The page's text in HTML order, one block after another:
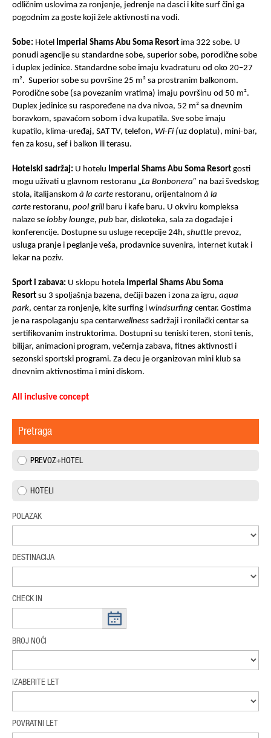
odličnim uslovima za ronjenje, jedrenje na dasci i kite surf čini ga
pogodnim za goste koji žele aktivnosti na vodi.
Sobe: Hotel Imperial Shams Abu Soma Resort ima 322 sobe. U
ponudi agencije su standardne sobe, superior sobe, porodične sobe
i duplex jedinice. Standardne sobe imaju kvadraturu od oko 20–27
m². Superior sobe su površine 25 m² sa prostranim balkonom.
Porodične sobe (sa povezanim vratima) imaju površinu od 50 m².
Duplex jedinice su raspoređene na dva nivoa, 52 m² sa dnevnim
boravkom, spavaćom sobom i dva kupatila. Sve sobe imaju
kupatilo, klima-uređaj, SAT TV, telefon, Wi-Fi (uz doplatu), mini-bar,
fen za kosu, sef i balkon ili terasu.
Hotelski sadržaj: U hotelu Imperial Shams Abu Soma Resort gosti
mogu uživati u glavnom restoranu „La Bonbonera” na bazi švedskog
stola, italijanskom à la carte restoranu, orijentalnom à la
carte restoranu, pool grill baru i kafe baru. U okviru kompleksa
nalaze se lobby lounge, pub bar, diskoteka, sala za događaje i
konferencije. Dostupne su usluge recepcije 24h, shuttle prevoz,
usluga pranje i peglanje veša, prodavnice suvenira, internet kutak i
lekar na poziv.
Sport i zabava: U sklopu hotela Imperial Shams Abu Soma
Resort su 3 spoljašnja bazena, dečiji bazen i zona za igru, aqua
park, centar za ronjenje, kite surfing i windsurfing centar. Gostima
je na raspolaganju spa centarwellness sadržaji i ronilački centar sa
sertifikovanim instruktorima. Dostupni su teniski teren, stoni tenis,
bilijar, animacioni program, večernja zabava, fitnes aktivnosti i
sezonski sportski programi. Za decu je organizovan mini klub sa
dnevnim aktivnostima i mini diskom.
All inclusive concept
Pretraga
PREVOZ+HOTEL
HOTELI
POLAZAK
DESTINACIJA
CHECK IN
BROJ NOĆI
IZABERITE LET
POVRATNI LET